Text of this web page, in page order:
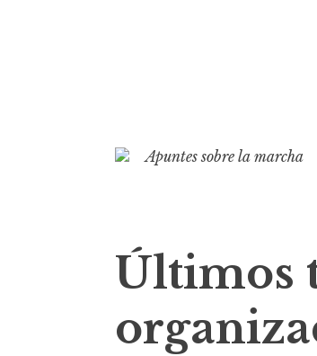
i
c
o
t
Apuntes sobre la marcha
Últimos